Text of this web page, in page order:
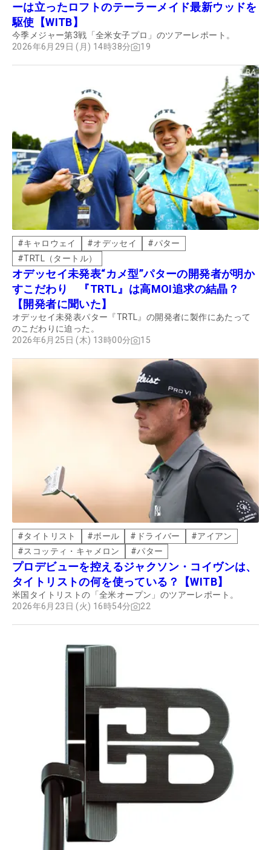
ーは立ったロフトのテーラーメイド最新ウッドを
駆使【WITB】
今季メジャー第3戦「全米女子プロ」のツアーレポート。
2026年6月29日 (月) 14時38分
19
#キャロウェイ #オデッセイ #パター
#TRTL（タートル）
オデッセイ未発表“カメ型”パターの開発者が明か
すこだわり 『TRTL』は高MOI追求の結晶？
【開発者に聞いた】
オデッセイ未発表パター『TRTL』の開発者に製作にあたって
のこだわりに迫った。
2026年6月25日 (木) 13時00分
15
#タイトリスト #ボール # ドライバー #アイアン
#スコッティ・キャメロン #パター
プロデビューを控えるジャクソン・コイヴンは、
タイトリストの何を使っている？【WITB】
米国タイトリストの「全米オープン」のツアーレポート。
2026年6月23日 (火) 16時54分
22